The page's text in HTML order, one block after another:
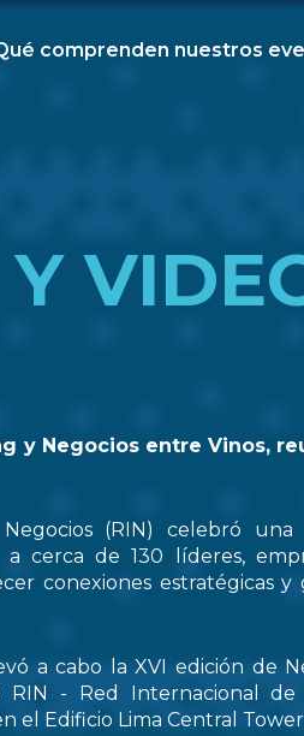
comprenden nuestros
y Negocios entre Vinos,
(RIN) celebró
a cerca de 130 líderes,
conexiones estratégicas
a cabo la XVI edición de
RIN - Red Internacional
el Edificio Lima Central